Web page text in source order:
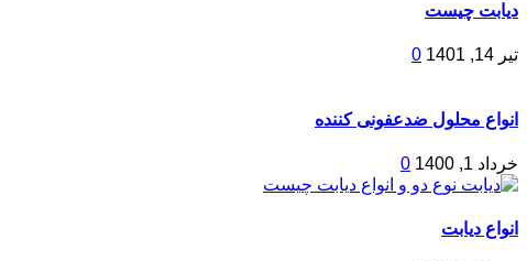
دیابت چیست
تیر 14, 1401 0
انواع محلول ضدعفونی کننده
خرداد 1, 1400 0
انواع دیابت